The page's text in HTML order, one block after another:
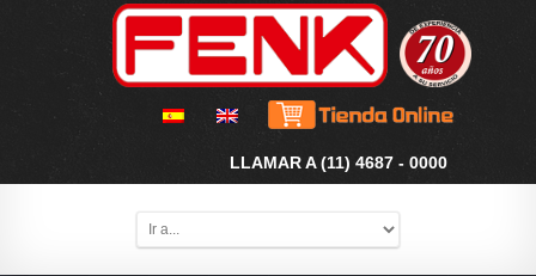
LLAMAR A (11) 4687 - 0000